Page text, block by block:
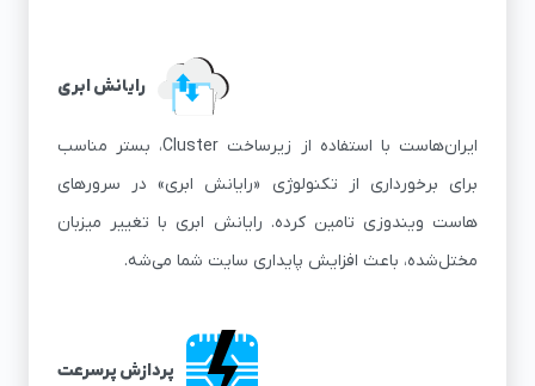
رایانش ابری
ایران‌هاست با استفاده از زیرساخت Cluster، بستر مناسب
برای برخورداری از تکنولوژی «رایانش ابری» در سرورهای
هاست ویندوزی تامین کرده. رایانش ابری با تغییر میزبان
مختل‌شده، باعث افزایش پایداری سایت شما می‌شه.
پردازش پرسرعت